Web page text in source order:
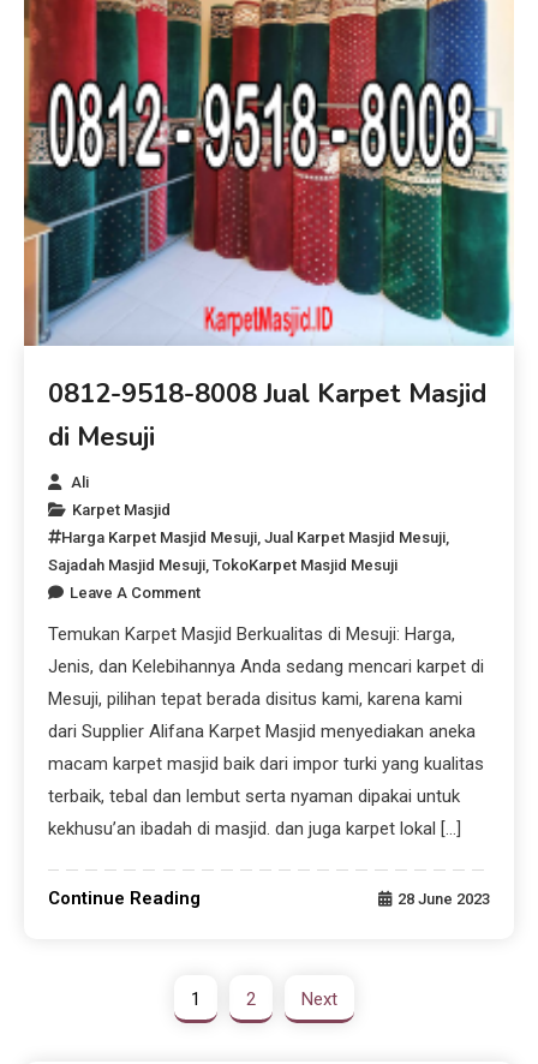
0812-9518-8008 Jual Karpet Masjid
di Mesuji
Ali
Karpet Masjid
Harga Karpet Masjid Mesuji,Jual Karpet Masjid Mesuji,
Sajadah Masjid Mesuji,TokoKarpet Masjid Mesuji
Leave A Comment
Temukan Karpet Masjid Berkualitas di Mesuji: Harga,
Jenis, dan Kelebihannya Anda sedang mencari karpet di
Mesuji, pilihan tepat berada disitus kami, karena kami
dari Supplier Alifana Karpet Masjid menyediakan aneka
macam karpet masjid baik dari impor turki yang kualitas
terbaik, tebal dan lembut serta nyaman dipakai untuk
kekhusu’an ibadah di masjid. dan juga karpet lokal […]
Continue Reading 28 June 2023
1 2 Next